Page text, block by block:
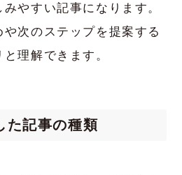
やすい記事になります。
次のステップを提案する
理解できます。
た記事の種類